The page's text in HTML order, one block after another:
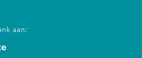
aan: